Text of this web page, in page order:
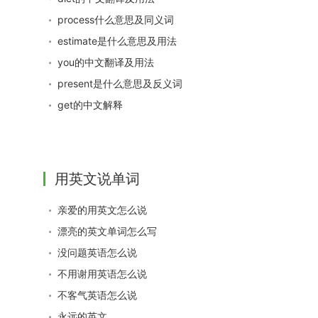
process什么意思及同义词
estimate是什么意思及用法
you的中文翻译及用法
present是什么意思及反义词
get的中文解释
用英文说单词
亲爱的用英文怎么说
漂亮的英文单词怎么写
没问题英语怎么说
不用谢用英语怎么说
不客气英语怎么说